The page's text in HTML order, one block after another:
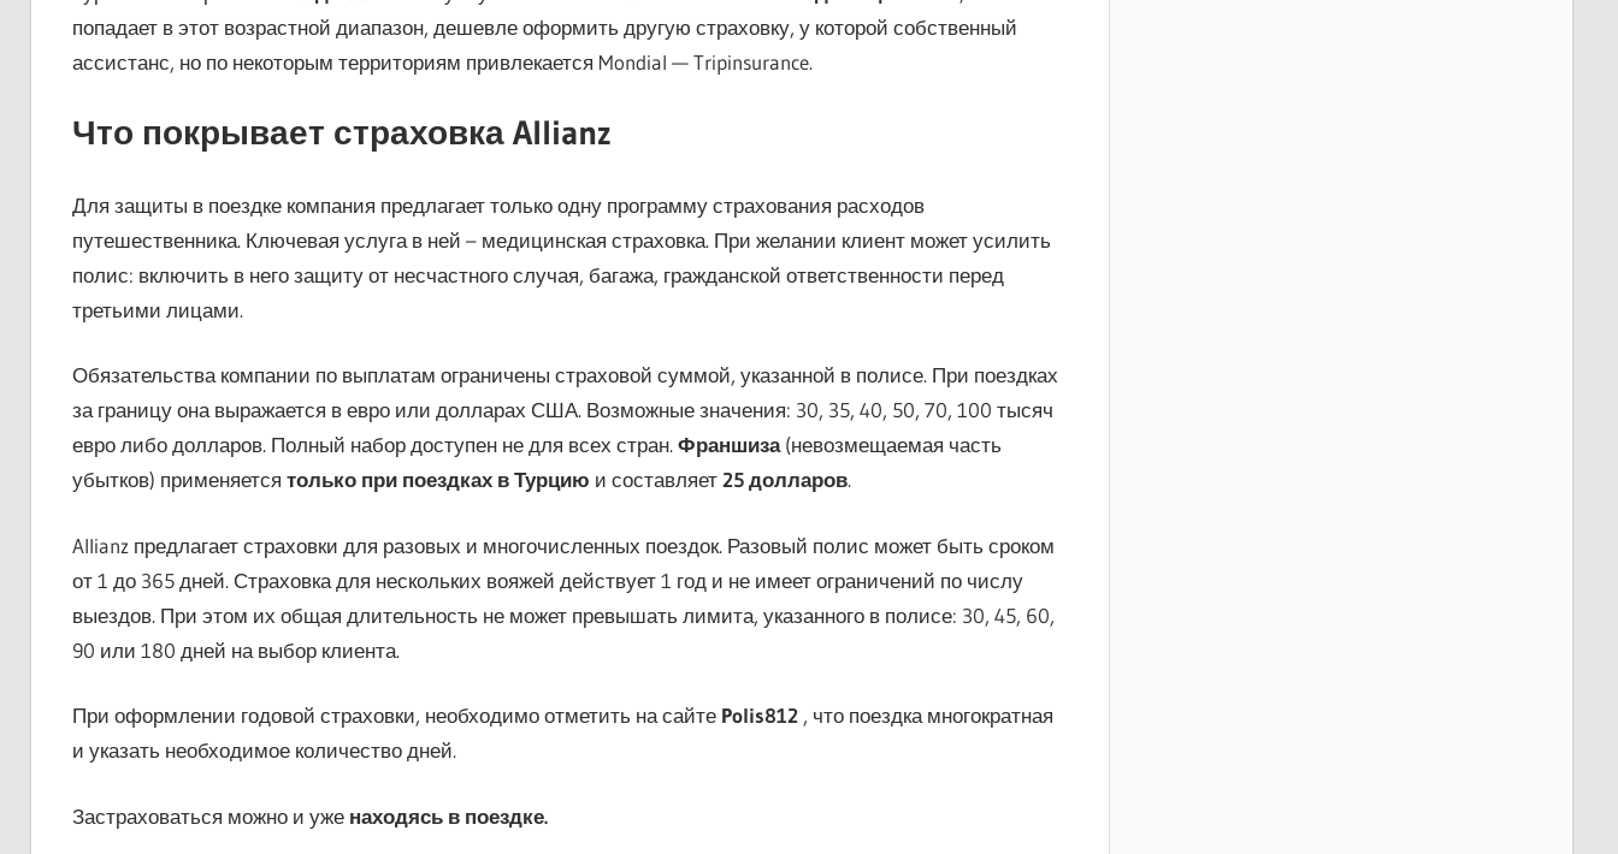
попадает в этот возрастной диапазон, дешевле оформить другую страховку, у которой собственный
ассистанс, но по некоторым территориям привлекается Mondial — Tripinsurance.
Что покрывает страховка Allianz
Для защиты в поездке компания предлагает только одну программу страхования расходов
путешественника. Ключевая услуга в ней – медицинская страховка. При желании клиент может усилить
полис: включить в него защиту от несчастного случая, багажа, гражданской ответственности перед
третьими лицами.
Обязательства компании по выплатам ограничены страховой суммой, указанной в полисе. При поездках
за границу она выражается в евро или долларах США. Возможные значения: 30, 35, 40, 50, 70, 100 тысяч
евро либо долларов. Полный набор доступен не для всех стран.Франшиза(невозмещаемая часть
убытков) применяется только при поездках в Турцию и составляет25 долларов.
Allianz предлагает страховки для разовых и многочисленных поездок. Разовый полис может быть сроком
от 1 до 365 дней. Страховка для нескольких вояжей действует 1 год и не имеет ограничений по числу
выездов. При этом их общая длительность не может превышать лимита, указанного в полисе: 30, 45, 60,
90 или 180 дней на выбор клиента.
При оформлении годовой страховки, необходимо отметить на сайте Polis812, что поездка многократная
и указать необходимое количество дней.
Застраховаться можно и уже находясь в поездке.